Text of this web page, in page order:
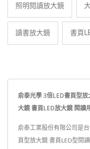
照明閱讀放大鏡
讀書放大鏡 書頁
俞泰光學 3倍LED書頁型
大鏡 書頁LED放大鏡 閱讀
俞泰工業股份有限公司是
頁型放大鏡 書頁LED型閱